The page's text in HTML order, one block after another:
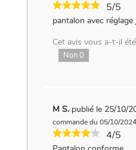
5/5
pantalon avec réglage
Cet avis vous a-t-il
Non0
M S. publié le 25/10/
commande du 05/10/2024
4/5